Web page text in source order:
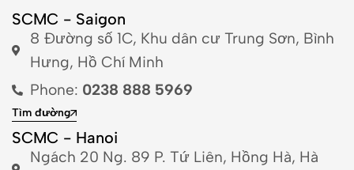
SCMC - Saigon
8 Đường số 1C, Khu dân cư Trung Sơn, Bình
Hưng, Hồ Chí Minh
Phone: 0238 888 5969
Tìm đường
SCMC - Hanoi
Ngách 20 Ng. 89 P. Tứ Liên, Hồng Hà, Hà